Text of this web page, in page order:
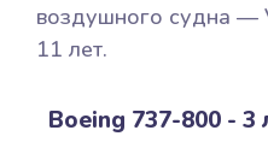
воздушного судна —
11 лет.
Boeing 737-800 - 3